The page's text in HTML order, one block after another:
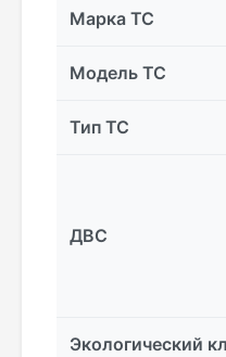
Марка ТС
Модель ТС
Тип ТС
ДВС
Экологический